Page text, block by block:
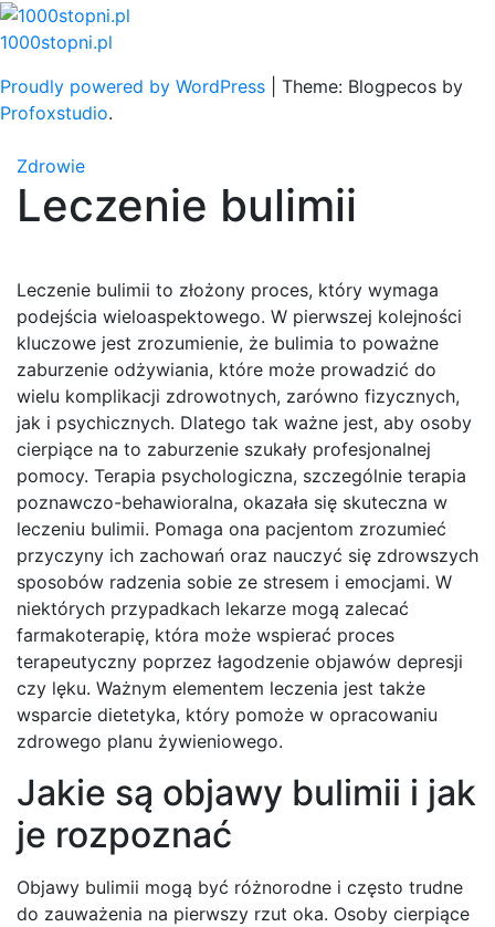
Skip
to
1000stopni.pl
Proudly powered by WordPress
Theme: Blogpecos by
Profoxstudio.
Zdrowie
Leczenie bulimii
Leczenie bulimii to złożony proces, który wymaga
podejścia wieloaspektowego. W pierwszej kolejności
kluczowe jest zrozumienie, że bulimia to poważne
zaburzenie odżywiania, które może prowadzić do
wielu komplikacji zdrowotnych, zarówno fizycznych,
jak i psychicznych. Dlatego tak ważne jest, aby osoby
cierpiące na to zaburzenie szukały profesjonalnej
pomocy. Terapia psychologiczna, szczególnie terapia
poznawczo-behawioralna, okazała się skuteczna w
leczeniu bulimii. Pomaga ona pacjentom zrozumieć
przyczyny ich zachowań oraz nauczyć się zdrowszych
sposobów radzenia sobie ze stresem i emocjami. W
niektórych przypadkach lekarze mogą zalecać
farmakoterapię, która może wspierać proces
terapeutyczny poprzez łagodzenie objawów depresji
czy lęku. Ważnym elementem leczenia jest także
wsparcie dietetyka, który pomoże w opracowaniu
zdrowego planu żywieniowego.
Jakie są objawy bulimii i jak
je rozpoznać
Objawy bulimii mogą być różnorodne i często trudne
do zauważenia na pierwszy rzut oka. Osoby cierpiące